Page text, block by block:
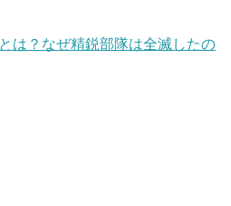
は？なぜ精鋭部隊は全滅したの